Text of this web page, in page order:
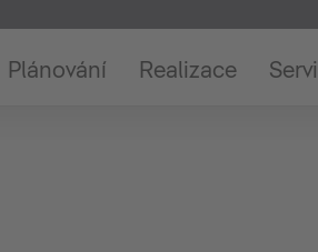
Plánování Realizace